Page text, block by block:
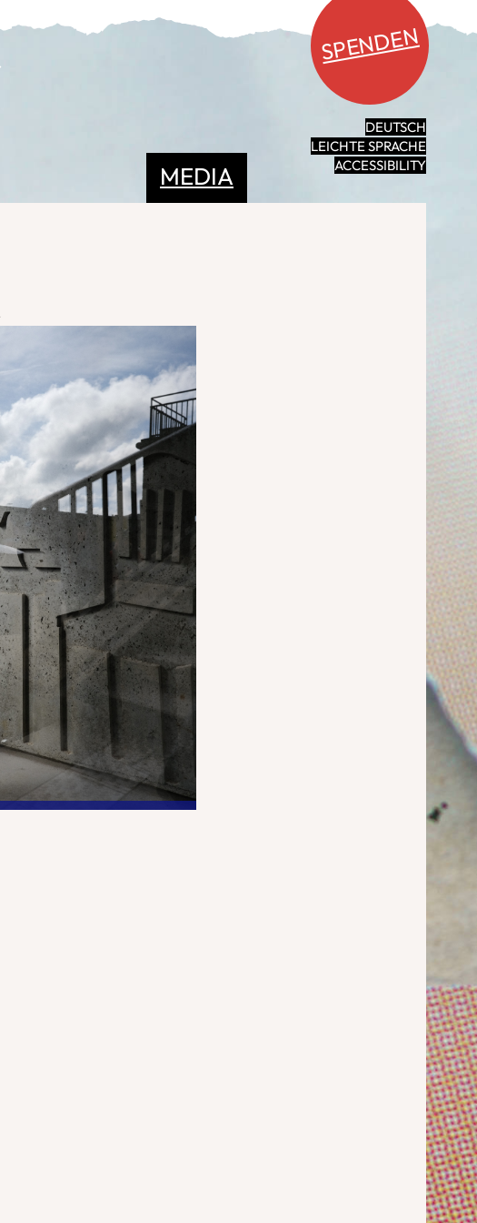
SPENDEN
DEUTSCH
LEICHTE SPRACHE
ACCESSIBILITY
MEDIA